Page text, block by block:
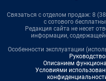
Связаться с отделом продаж: 8
с сотового
Редакция сайта не несет
информации,
Особенности эксплуатации
Описанием
Условиями